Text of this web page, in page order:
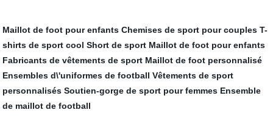
Maillot de foot pour enfants Chemises de sport pour couples T-
shirts de sport cool Short de sport Maillot de foot pour enfants
Fabricants de vêtements de sport Maillot de foot personnalisé
Ensembles d\'uniformes de football Vêtements de sport
personnalisés Soutien-gorge de sport pour femmes Ensemble
de maillot de football